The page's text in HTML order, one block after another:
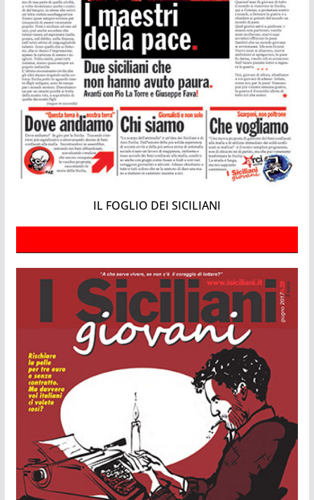
IL FOGLIO DEI SICILIANI